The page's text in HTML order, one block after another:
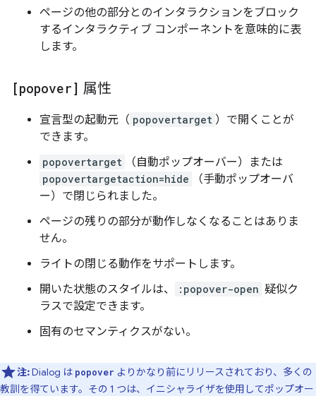
ページの他の部分とのインタラクションをブロック
するインタラクティブ コンポーネントを意味的に表
します。
[popover] 属性
宣言型の起動元（ popovertarget ）で開くことが
できます。
popovertarget （自動ポップオーバー）または
popovertargetaction=hide
（手動ポップオーバ
ー）で閉じられました。
ページの残りの部分が動作しなくなることはありま
せん。
ライトの閉じる動作をサポートします。
開いた状態のスタイルは、
:popover-open 疑似ク
ラスで設定できます。
固有のセマンティクスがない。
注:Dialog は popover よりかなり前にリリースされており、多くの
教訓を得ています。その 1 つは、イニシャライザを使用してポップオー